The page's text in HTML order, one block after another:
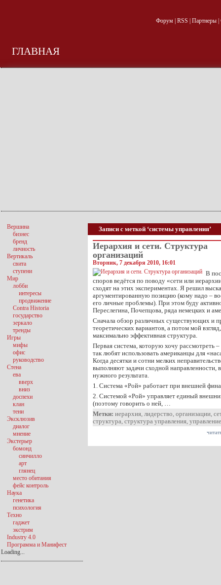
Форум| RSS Партнеры|
ГЛАВНАЯ
Записи с меткой ‘системы управления’
Иерархия и сети. Структура
организаций
Вторник, 7 декабря 2010, 16:01
В
споров ведётся по поводу «сети или
сходят на этих экспериментах. Я решил
аргументированную позицию (кому надо –
его личные проблемы). При этом буду
Переслегина, Почепцова, ряда немецких и
Сначала обзор различных существующих и
теоретических вариантов, а потом мой
максимально эффективная структура.
Первая система, которую хочу рассмотреть
так любят использовать американцы для
Когда десятки и сотни мелких
выполняют задачи сходной направленности, в
нужного результата.
1. Система «Рой» работает при внешней
2. Системой «Рой» управляет единый
(поэтому говорить о ней, …
Метки: иерархия, лидерство, организации,
структура, структура управления, управление
Вершина
бизнес
бренд
личность
Вертикаль
свита
ступени
Мир
лобби
интересы
продвижение
Contra Historia
государство
зеркало
тренды
Игры
мифы
офис
руководство
Стена
ева
вверх
вниз
доспехи
клан
тени
Эксклюзив
диалог
мнение
Экстерьер
бомонд
синчилло
арт
глянец
место обитания
фейс контроль
Наука
генетика
психология
Техно
гаджет
экстрим
Industry 4.0
Программа и Манифест
Loading...